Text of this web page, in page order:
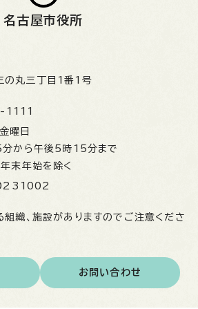
名古屋市役所
の丸三丁目1番1号
曜日
から午後5時15分まで
年末年始を除く
織、施設がありますのでご注意くださ
お問い合わせ